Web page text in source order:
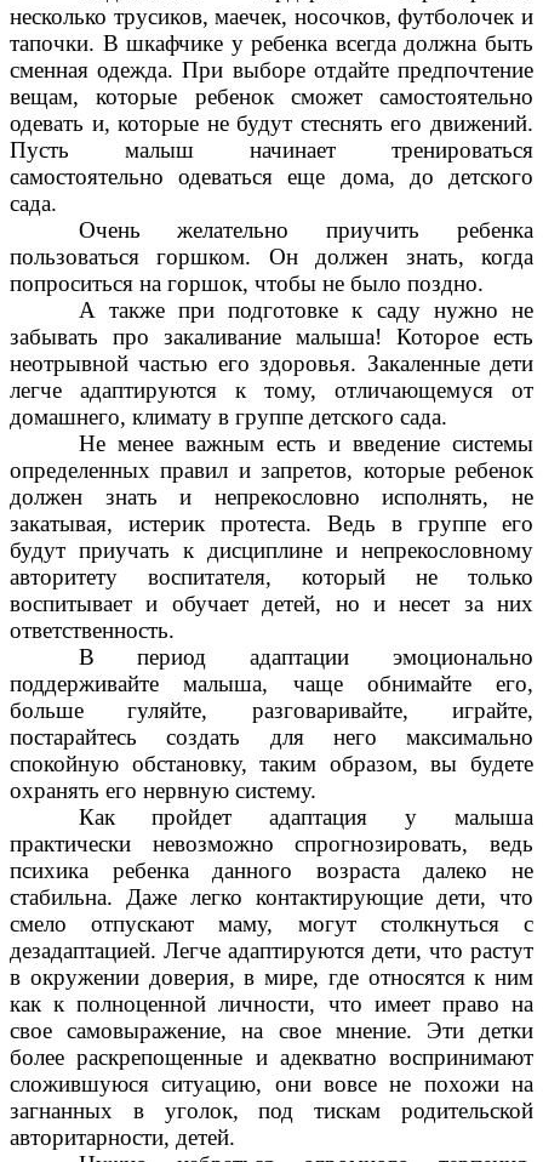
несколько трусиков, маечек, носочков, футболочек и
тапочки. В шкафчике у ребенка всегда должна быть
сменная одежда. При выборе отдайте предпочтение
вещам, которые ребенок сможет самостоятельно
одевать и, которые не будут стеснять его движений.
Пусть малыш начинает тренироваться
самостоятельно одеваться еще дома, до детского
сада.
Очень желательно приучить ребенка
пользоваться горшком. Он должен знать, когда
попроситься на горшок, чтобы не было поздно.
А также при подготовке к саду нужно не
забывать про закаливание малыша! Которое есть
неотрывной частью его здоровья. Закаленные дети
легче адаптируются к тому, отличающемуся от
домашнего, климату в группе детского сада.
Не менее важным есть и введение системы
определенных правил и запретов, которые ребенок
должен знать и непрекословно исполнять, не
закатывая, истерик протеста. Ведь в группе его
будут приучать к дисциплине и непрекословному
авторитету воспитателя, который не только
воспитывает и обучает детей, но и несет за них
ответственность.
В период адаптации эмоционально
поддерживайте малыша, чаще обнимайте его,
больше гуляйте, разговаривайте, играйте,
постарайтесь создать для него максимально
спокойную обстановку, таким образом, вы будете
охранять его нервную систему.
Как пройдет адаптация у малыша
практически невозможно спрогнозировать, ведь
психика ребенка данного возраста далеко не
стабильна. Даже легко контактирующие дети, что
смело отпускают маму, могут столкнуться с
дезадаптацией. Легче адаптируются дети, что растут
в окружении доверия, в мире, где относятся к ним
как к полноценной личности, что имеет право на
свое самовыражение, на свое мнение. Эти детки
более раскрепощенные и адекватно воспринимают
сложившуюся ситуацию, они вовсе не похожи на
загнанных в уголок, под тискам родительской
авторитарности, детей.